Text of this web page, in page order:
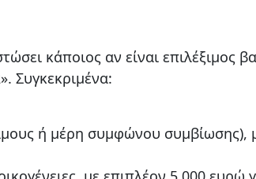
κάποιος αν είναι επιλέξιμος
Συγκεκριμένα:
ή μέρη συμφώνου συμβίωσης),